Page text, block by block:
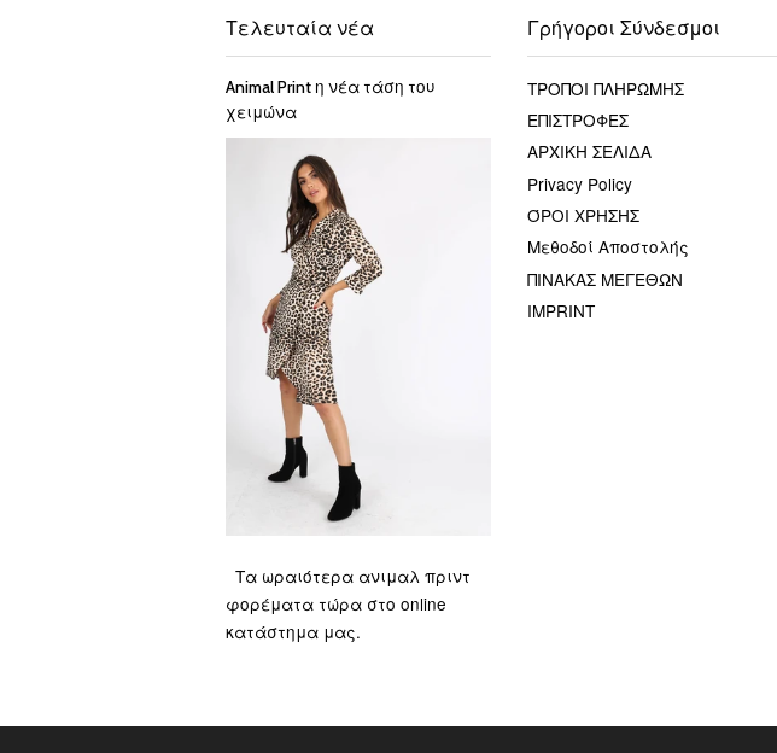
Τελευταία νέα
Animal Print η νέα τάση του
χειμώνα
Τα ωραιότερα ανιμαλ πριντ
φορέματα τώρα στο online
κατάστημα μας.
Γρήγοροι Σύνδεσμοι
ΤΡΟΠΟΙ ΠΛΗΡΩΜΗΣ
ΕΠΙΣΤΡΟΦΕΣ
ΑΡΧΙΚΗ ΣΕΛΙΔΑ
Privacy Policy
ΌΡΟΙ ΧΡΗΣΗΣ
Μεθοδοί Αποστολής
ΠΙΝΑΚΑΣ ΜΕΓΕΘΩΝ
IMPRINT